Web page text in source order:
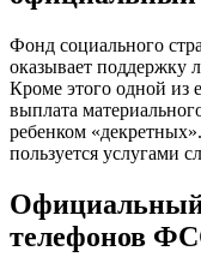
Фонд социального
оказывает
Кроме этого одной из
выплата
ребенком
пользуется услугами
Официальный
телефонов